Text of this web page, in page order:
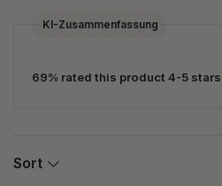
KI-Zusammenfassung
69% rated this product 4-5 stars
Sort